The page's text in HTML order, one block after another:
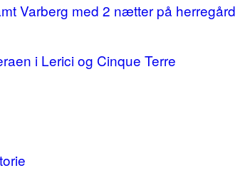
Varberg med 2 nætter på herregård
i Lerici og Cinque Terre